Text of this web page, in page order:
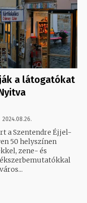
a látogatókat
2024.08.26.
a Szentendre Éjjel-
50 helyszínen
zene- és
a látogatókat. A város...